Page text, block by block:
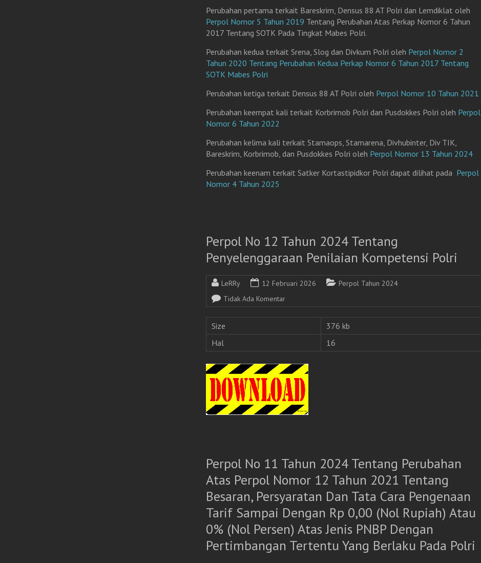
Perubahan pertama terkait Bareskrim, Densus 88 AT Polri dan Lemdiklat oleh
Perpol Nomor 5 Tahun 2019 Tentang Perubahan Atas Perkap Nomor 6 Tahun
2017 Tentang SOTK Pada Tingkat Mabes Polri.
Perubahan kedua terkait Srena, Slog dan Divkum Polri oleh Perpol Nomor 2
Tahun 2020 Tentang Perubahan Kedua Perkap Nomor 6 Tahun 2017 Tentang
SOTK Mabes Polri
Perubahan ketiga terkait Densus 88 AT Polri oleh Perpol Nomor 10 Tahun 2021
Perubahan keempat kali terkait Korbrimob Polri dan Pusdokkes Polri oleh Perpol
Nomor 6 Tahun 2022
Perubahan kelima kali terkait Stamaops, Stamarena, Divhubinter, Div TIK,
Bareskrim, Korbrimob, dan Pusdokkes Polri oleh Perpol Nomor 13 Tahun 2024
Perubahan keenam terkait Satker Kortastipidkor Polri dapat dilihat pada Perpol
Nomor 4 Tahun 2025
Perpol No 12 Tahun 2024 Tentang
Penyelenggaraan Penilaian Kompetensi Polri
LeRRy 12 Februari 2026
Perpol Tahun 2024
Tidak Ada Komentar
Size
376 kb
Hal
16
Perpol No 11 Tahun 2024 Tentang Perubahan
Atas Perpol Nomor 12 Tahun 2021 Tentang
Besaran, Persyaratan Dan Tata Cara Pengenaan
Tarif Sampai Dengan Rp 0,00 (Nol Rupiah) Atau
0% (Nol Persen) Atas Jenis PNBP Dengan
Pertimbangan Tertentu Yang Berlaku Pada Polri